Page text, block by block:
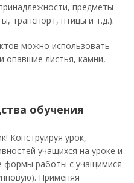
предметы
транспорт, птицы и т.д.).
можно использовать
опавшие листья, камни,
обучения
Конструируя урок,
учащихся на уроке и
формы работы с учащимися
Применяя